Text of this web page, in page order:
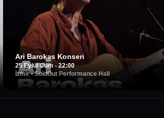
Ari Barokas Konseri
25 Eylül Cum - 22:00
İzmir•SoldOut Performance Hall